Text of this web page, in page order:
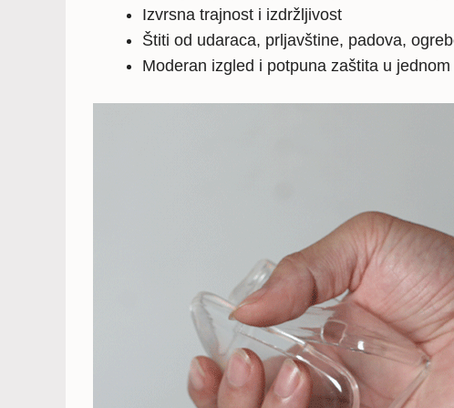
Izvrsna trajnost i izdržljivost
Štiti od udaraca, prljavštine, padova,
Moderan izgled i potpuna zaštita u jednom